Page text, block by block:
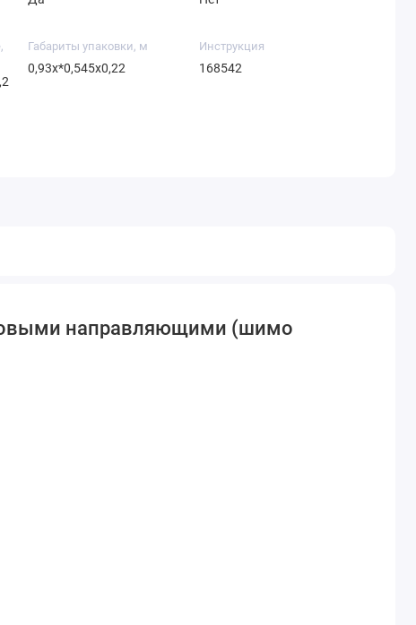
Габариты упаковки, м
0,93х*0,545х0,22
Инструкция
168542
направляющими (шимо